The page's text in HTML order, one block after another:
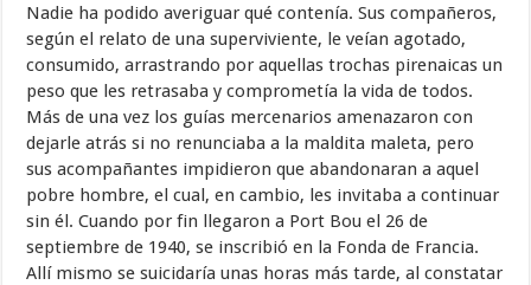
Nadie ha podido averiguar qué contenía. Sus compañeros,
según el relato de una superviviente, le veían agotado,
consumido, arrastrando por aquellas trochas pirenaicas un
peso que les retrasaba y comprometía la vida de todos.
Más de una vez los guías mercenarios amenazaron con
dejarle atrás si no renunciaba a la maldita maleta, pero
sus acompañantes impidieron que abandonaran a aquel
pobre hombre, el cual, en cambio, les invitaba a continuar
sin él. Cuando por fin llegaron a Port Bou el 26 de
septiembre de 1940, se inscribió en la Fonda de Francia.
Allí mismo se suicidaría unas horas más tarde, al constatar